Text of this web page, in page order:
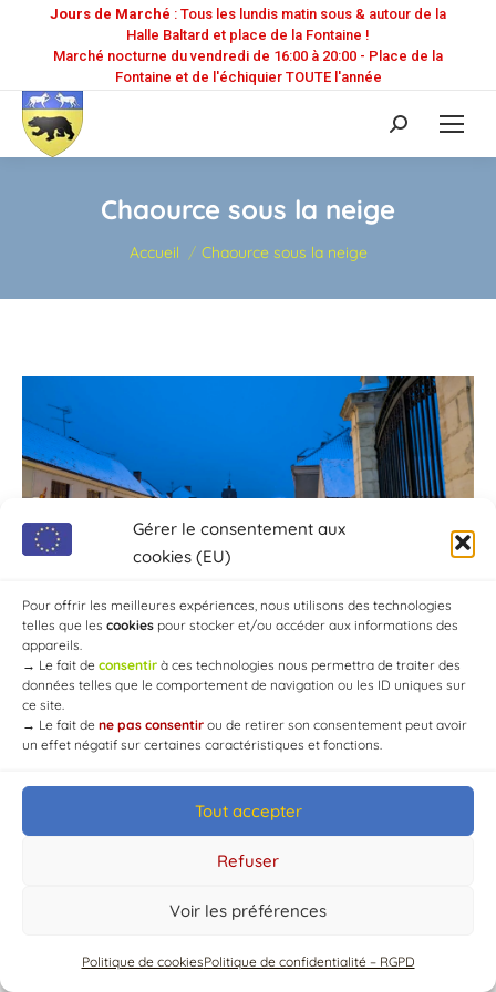
Gérer le consentement aux
cookies (EU)
Pour offrir les meilleures expériences, nous utilisons des technologies
telles que les cookies pour stocker et/ou accéder aux informations des
appareils.
→ Le fait de consentir à ces technologies nous permettra de traiter des
données telles que le comportement de navigation ou les ID uniques sur
ce site.
→ Le fait de ne pas consentir ou de retirer son consentement peut avoir
un effet négatif sur certaines caractéristiques et fonctions.
Tout accepter
Refuser
Voir les préférences
Politique de cookiesPolitique de confidentialité – RGPD
Jours de Marché : Tous les lundis matin sous & autour de la
Halle Baltard et place de la Fontaine !
Marché nocturne du vendredi de 16:00 à 20:00 - Place de la
Fontaine et de l'échiquier TOUTE l'année
Recherche
:
Chaource sous la neige
Vous êtes ici :
Accueil Chaource sous la neige
© Mairie de Chaource [2004-2024] | Tous droits réservés.